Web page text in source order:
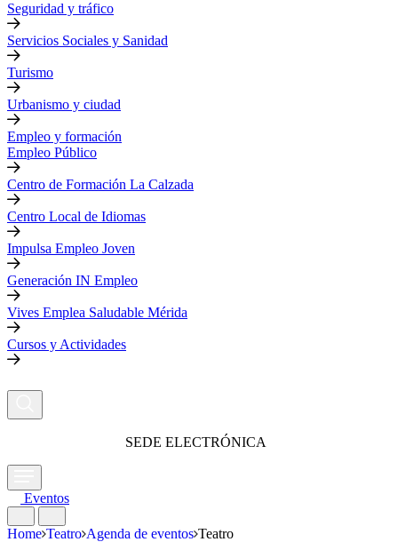
Seguridad y tráfico
Servicios Sociales y Sanidad
Turismo
Urbanismo y ciudad
Empleo y formación
Empleo Público
Centro de Formación La Calzada
Centro Local de Idiomas
Impulsa Empleo Joven
Generación IN Empleo
Vives Emplea Saludable Mérida
Cursos y Actividades
SEDE ELECTRÓNICA
Eventos
Home Teatro Agenda de eventos Teatro